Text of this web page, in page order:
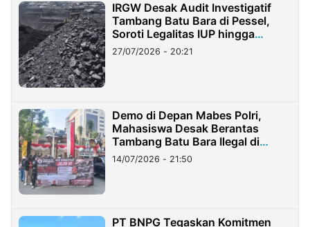
IRGW Desak Audit Investigatif
Tambang Batu Bara di Pessel,
Soroti Legalitas IUP hingga
Stockpile
27/07/2026 - 20:21
Demo di Depan Mabes Polri,
Mahasiswa Desak Berantas
Tambang Batu Bara Ilegal di
Lampung
14/07/2026 - 21:50
PT BNPG Tegaskan Komitmen